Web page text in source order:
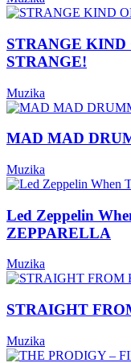
STRANGE
STRANGE!
Muzika
MAD MAD
Muzika
Led Zeppelin
ZEPPARELLA
Muzika
STRAIGHT
Muzika